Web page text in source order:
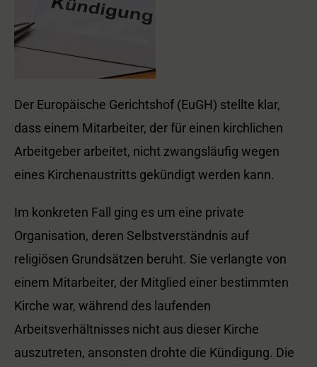
Der Europäische Gerichtshof (EuGH) stellte klar,
dass einem Mitarbeiter, der für einen kirchlichen
Arbeitgeber arbeitet, nicht zwangsläufig wegen
eines Kirchenaustritts gekündigt werden kann.
Im konkreten Fall ging es um eine private
Organisation, deren Selbstverständnis auf
religiösen Grundsätzen beruht. Sie verlangte von
einem Mitarbeiter, der Mitglied einer bestimmten
Kirche war, während des laufenden
Arbeitsverhältnisses nicht aus dieser Kirche
auszutreten, ansonsten drohte die Kündigung. Die